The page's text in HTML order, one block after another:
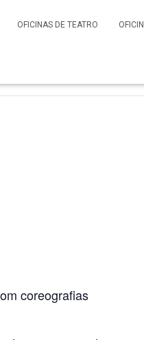
OFICINAS DE TEATRO
coreografias